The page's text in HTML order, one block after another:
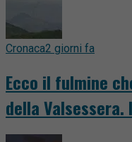
Cronaca2 giorni fa
Ecco il fulmine
della Valsessera.